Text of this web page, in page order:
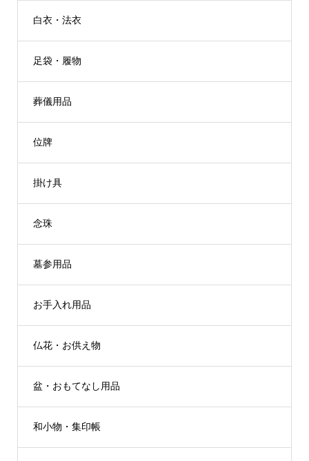
白衣・法衣
足袋・履物
葬儀用品
位牌
掛け具
念珠
墓参用品
お手入れ用品
仏花・お供え物
盆・おもてなし用品
和小物・集印帳